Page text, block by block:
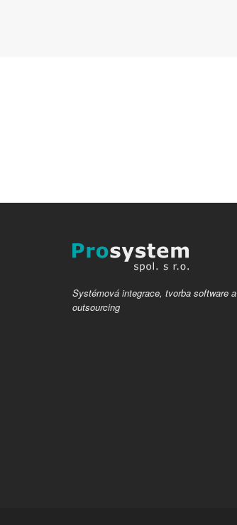
Systémová integrace, tvorba software a
outsourcing